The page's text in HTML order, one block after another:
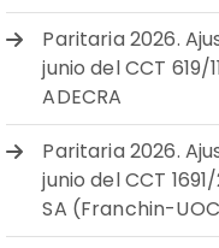
Paritaria 2026.
junio del CCT 619/
ADECRA
Paritaria 2026.
junio del CCT
SA (Franchin-